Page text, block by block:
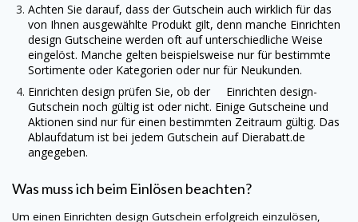
Achten Sie darauf, dass der Gutschein auch wirklich für das
von Ihnen ausgewählte Produkt gilt, denn manche Einrichten
design Gutscheine werden oft auf unterschiedliche Weise
eingelöst. Manche gelten beispielsweise nur für bestimmte
Sortimente oder Kategorien oder nur für Neukunden.
Einrichten design prüfen Sie, ob der Einrichten design-
Gutschein noch gültig ist oder nicht. Einige Gutscheine und
Aktionen sind nur für einen bestimmten Zeitraum gültig. Das
Ablaufdatum ist bei jedem Gutschein aufDierabatt.de
angegeben.
Was muss ich beim Einlösen beachten?
Um einen Einrichten design Gutschein erfolgreich einzulösen,